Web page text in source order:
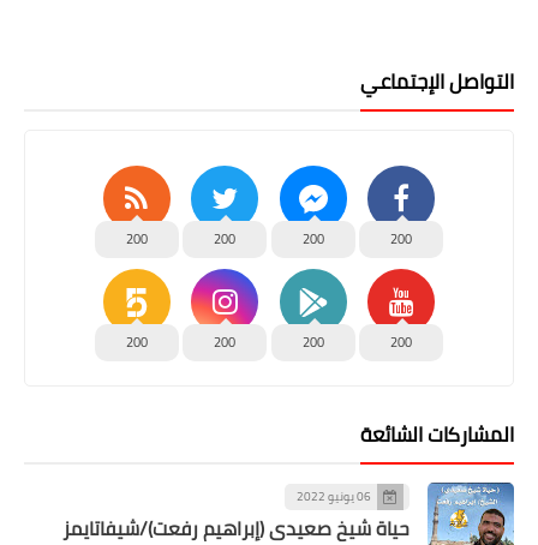
التواصل الإجتماعي
200
200
200
200
200
200
200
200
المشاركات الشائعة
06 يونيو 2022
حياة شيخ صعيدى (إبراهيم رفعت)/شيفاتايمز